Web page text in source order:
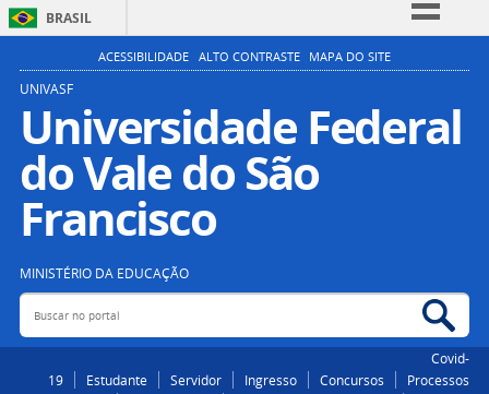
BRASIL
Simplifique!
Participe
Acesso à informação
Legislação
ACESSIBILIDADE ALTO CONTRASTE MAPA DO SITE
UNIVASF
Universidade Federal
do Vale do São
Francisco
MINISTÉRIO DA EDUCAÇÃO
Buscar no portal
Covid-
19
Estudante Servidor Ingresso Concursos
Processos